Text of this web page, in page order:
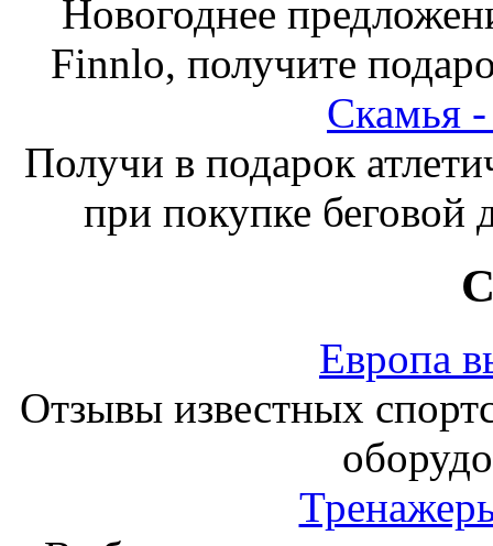
Новогоднее
Finnlo, получите
Получи в подарок
при покупке беговой
Европа
Отзывы известных